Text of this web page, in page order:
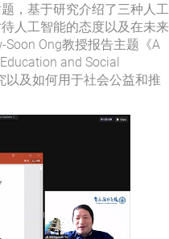
，基于研究介绍了三种人工
人工智能的态度以及在未来
Soon Ong教授报告主题《A
and Social
以及如何用于社会公益和推